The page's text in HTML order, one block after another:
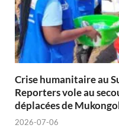
Crise humanitaire au
Reporters vole au
déplacées de
2026-07-06